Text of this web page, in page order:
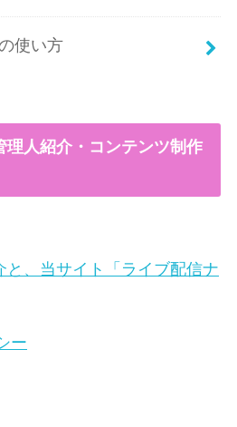
使い方
理人紹介・コンテンツ制作
と、当サイト「ライブ配信ナ
ー